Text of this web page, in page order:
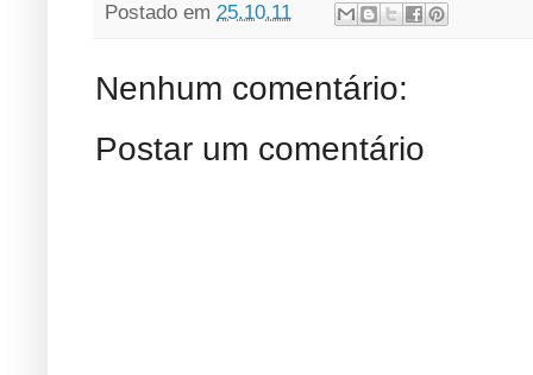
Postado em 25.10.11
Nenhum comentário:
Postar um comentário